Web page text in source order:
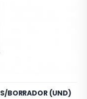
LAPIZ ARTESCO HEXAGONAL # 2B S/BORRADOR (UND)